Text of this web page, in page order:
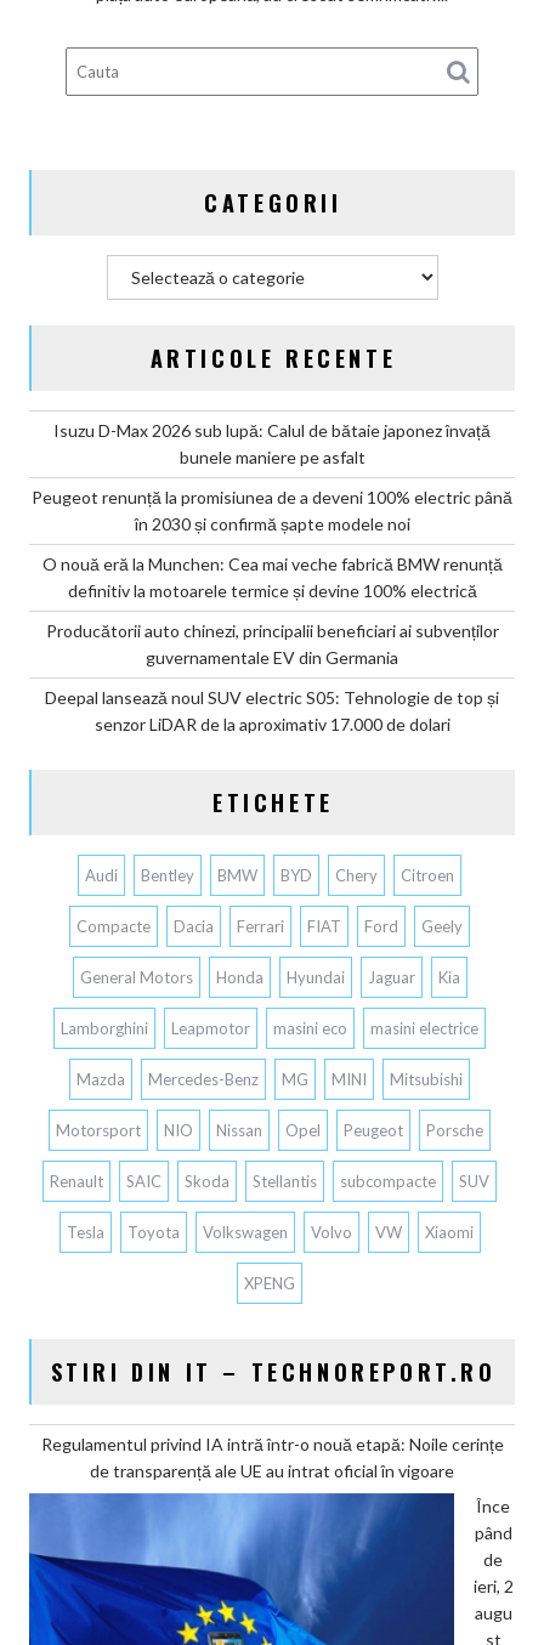
din
Germania
CATEGORII
ARTICOLE RECENTE
Isuzu D-Max 2026 sub lupă: Calul de bătaie japonez învață
bunele maniere pe asfalt
Peugeot renunță la promisiunea de a deveni 100% electric până
în 2030 și confirmă șapte modele noi
O nouă eră la Munchen: Cea mai veche fabrică BMW renunță
definitiv la motoarele termice și devine 100% electrică
Producătorii auto chinezi, principalii beneficiari ai subvenților
guvernamentale EV din Germania
Deepal lansează noul SUV electric S05: Tehnologie de top și
senzor LiDAR de la aproximativ 17.000 de dolari
ETICHETE
Audi Bentley BMW BYD Chery Citroen
Compacte Dacia Ferrari FIAT Ford Geely
General Motors Honda Hyundai Jaguar Kia
Lamborghini Leapmotor masini eco masini electrice
Mazda Mercedes-Benz MG MINI Mitsubishi
Motorsport NIO Nissan Opel Peugeot Porsche
Renault SAIC Skoda Stellantis subcompacte SUV
Tesla Toyota Volkswagen Volvo VW Xiaomi
XPENG
STIRI DIN IT – TECHNOREPORT.RO
Regulamentul privind IA intră într-o nouă etapă: Noile cerințe
de transparență ale UE au intrat oficial în vigoare
Înce
pând
de
ieri, 2
augu
st